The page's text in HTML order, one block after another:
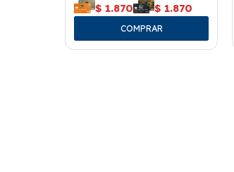
$ 1.870 $ 1.870